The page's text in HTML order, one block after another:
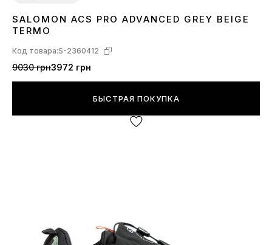
4344 46
SALOMON ACS PRO ADVANCED GREY BEIGE
TERMO
Код товара:S-2360412
9030 грн3972 грн
БЫСТРАЯ ПОКУПКА